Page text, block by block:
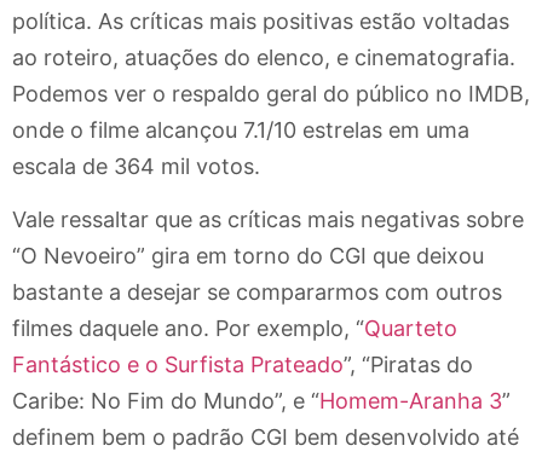
política. As críticas mais positivas estão voltadas
ao roteiro, atuações do elenco, e cinematografia.
Podemos ver o respaldo geral do público no IMDB,
onde o filme alcançou 7.1/10 estrelas em uma
escala de 364 mil votos.
Vale ressaltar que as críticas mais negativas sobre
“O Nevoeiro” gira em torno do CGI que deixou
bastante a desejar se compararmos com outros
filmes daquele ano. Por exemplo, “Quarteto
Fantástico e o Surfista Prateado”, “Piratas do
Caribe: No Fim do Mundo”, e “Homem-Aranha 3”
definem bem o padrão CGI bem desenvolvido até